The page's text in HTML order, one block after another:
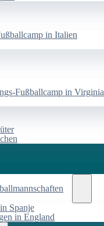
in Italien
Fußballcamp in Virginia
Spanje
in England